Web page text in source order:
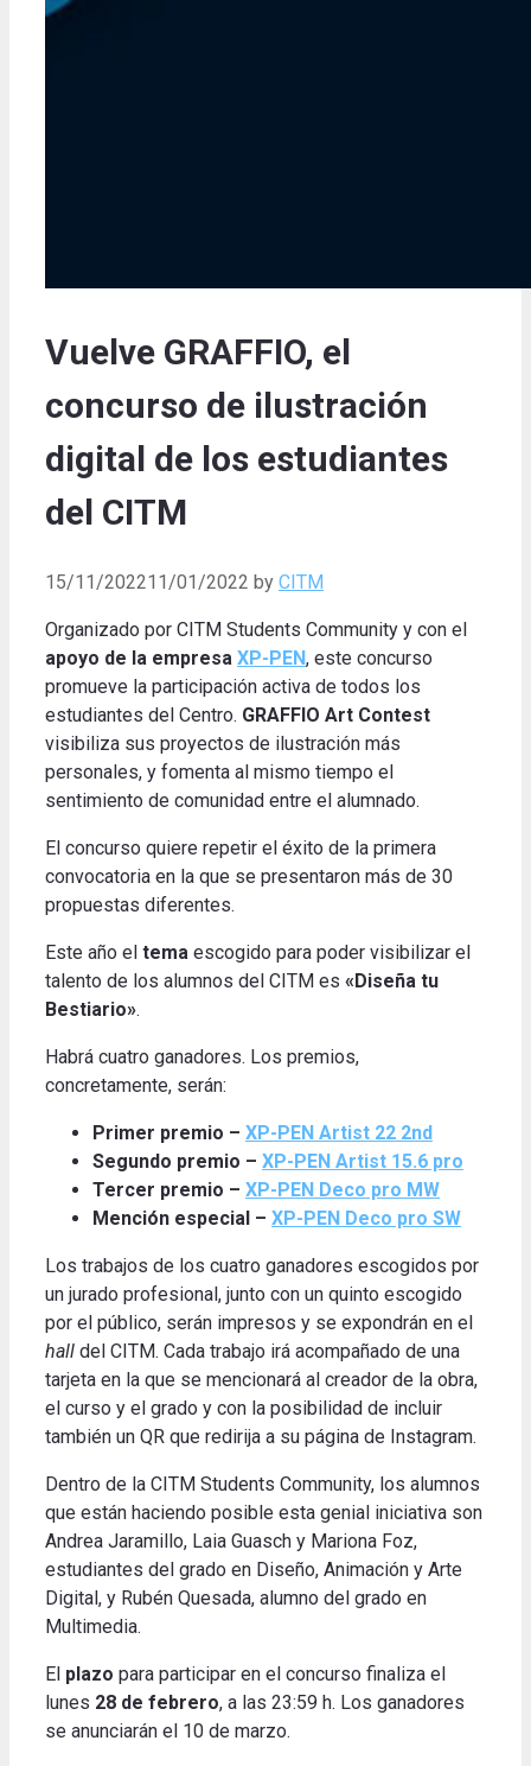
Vuelve GRAFFIO, el
concurso de ilustración
digital de los estudiantes
del CITM
15/11/202211/01/2022 by CITM
Organizado por CITM Students Community y con el
apoyo de la empresa XP-PEN, este concurso
promueve la participación activa de todos los
estudiantes del Centro. GRAFFIO Art Contest
visibiliza sus proyectos de ilustración más
personales, y fomenta al mismo tiempo el
sentimiento de comunidad entre el alumnado.
El concurso quiere repetir el éxito de la primera
convocatoria en la que se presentaron más de 30
propuestas diferentes.
Este año el tema escogido para poder visibilizar el
talento de los alumnos del CITM es «Diseña tu
Bestiario».
Habrá cuatro ganadores. Los premios,
concretamente, serán:
Primer premio – XP-PEN Artist 22 2nd
Segundo premio – XP-PEN Artist 15.6 pro
Tercer premio – XP-PEN Deco pro MW
Mención especial – XP-PEN Deco pro SW
Los trabajos de los cuatro ganadores escogidos por
un jurado profesional, junto con un quinto escogido
por el público, serán impresos y se expondrán en el
hall del CITM. Cada trabajo irá acompañado de una
tarjeta en la que se mencionará al creador de la obra,
el curso y el grado y con la posibilidad de incluir
también un QR que redirija a su página de Instagram.
Dentro de la CITM Students Community, los alumnos
que están haciendo posible esta genial iniciativa son
Andrea Jaramillo, Laia Guasch y Mariona Foz,
estudiantes del grado en Diseño, Animación y Arte
Digital, y Rubén Quesada, alumno del grado en
Multimedia.
El plazo para participar en el concurso finaliza el
lunes 28 de febrero, a las 23:59 h. Los ganadores
se anunciarán el 10 de marzo.